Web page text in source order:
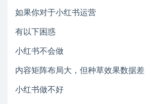
如果你对于小红书运营
有以下困惑
小红书不会做
内容矩阵布局大，但种草效果数据差
小红书做不好